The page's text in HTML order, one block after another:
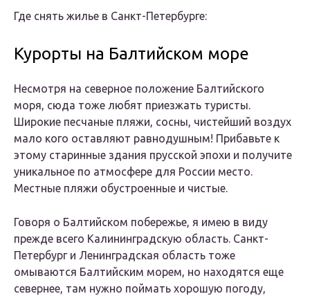
Где снять жилье в Санкт-Петербурге:
Курорты на Балтийском море
Несмотря на северное положение Балтийского
моря, сюда тоже любят приезжать туристы.
Широкие песчаные пляжи, сосны, чистейший воздух
мало кого оставляют равнодушным! Прибавьте к
этому старинные здания прусской эпохи и получите
уникальное по атмосфере для России место.
Местные пляжи обустроенные и чистые.
Говоря о Балтийском побережье, я имею в виду
прежде всего Калининградскую область. Санкт-
Петербург и Ленинградская область тоже
омываются Балтийским морем, но находятся еще
севернее, там нужно поймать хорошую погоду,